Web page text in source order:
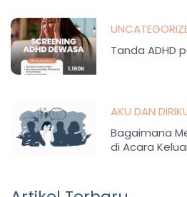
Tanda ADHD
AKU DAN
Bagaimana
di Acara